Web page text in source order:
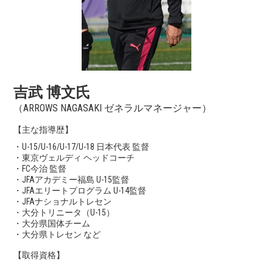
吉武 博文氏
（ARROWS NAGASAKI ゼネラルマネージャー）
【主な指導歴】
・U-15/U-16/U-17/U-18 日本代表 監督
・東京ヴェルディ ヘッドコーチ
・FC今治 監督
・JFAアカデミー福島 U-15監督
・JFAエリートプログラム U-14監督
・JFAナショナルトレセン
・大分トリニータ（U-15）
・大分県国体チーム
・大分県トレセン など
【取得資格】